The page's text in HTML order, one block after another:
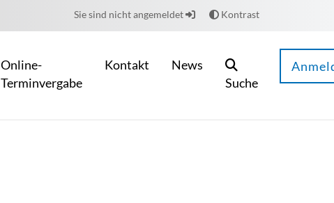
Sie sind nicht angemeldet Kontrast
Online-
Terminvergabe
Kontakt
News
Suche